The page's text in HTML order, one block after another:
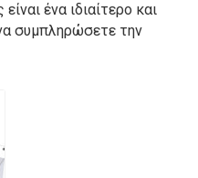
είναι ένα ιδιαίτερο και
συμπληρώσετε την